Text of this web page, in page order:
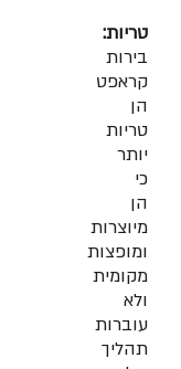
טריות:
בירות
קראפט
הן
טריות
יותר
כי
הן
מיוצרות
ומופצות
מקומית
ולא
עוברות
תהליך